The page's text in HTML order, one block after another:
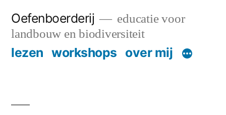
content
Oefenboerderij
educatie voor
landbouw en biodiversiteit
lezen workshops over mij